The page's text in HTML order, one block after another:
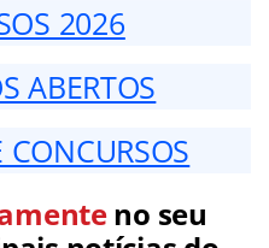
2026
ABERTOS
CONCURSOS
no seu